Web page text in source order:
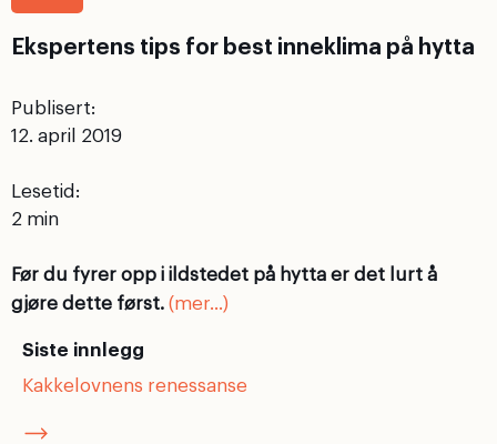
Ekspertens tips for best inneklima på hytta
Publisert:
12. april 2019
Lesetid:
Før du fyrer opp i ildstedet på hytta er det lurt å
gjøre dette først. (mer…)
Siste innlegg
Kakkelovnens renessanse